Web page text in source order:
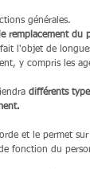
générales.
remplacement du
l'objet de
y compris les
différents
et le permet
fonction du